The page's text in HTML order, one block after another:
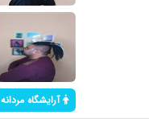
آرایشگاه مردانه